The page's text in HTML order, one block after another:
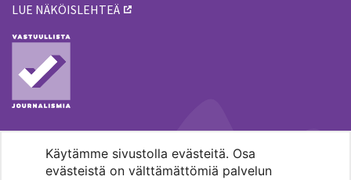
Käytämme sivustolla evästeitä. Osa
evästeistä on välttämättömiä palvelun
LUE NÄKÖISLEHTEÄ
MENOHAKU